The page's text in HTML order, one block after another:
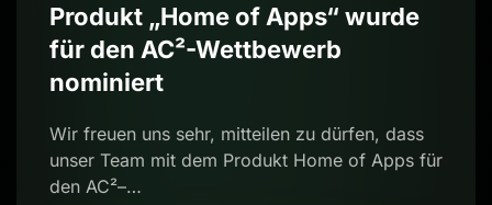
Produkt „Home of Apps“ wurde
für den AC²-Wettbewerb
nominiert
Wir freuen uns sehr, mitteilen zu dürfen, dass
unser Team mit dem Produkt Home of Apps für
den AC²–…